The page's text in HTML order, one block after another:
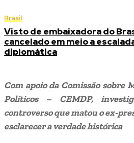
Brasil
Visto de embaixadora do
cancelado em meio a
diplomática
Com apoio da Comissão sobre
Políticos – CEMDP,
controverso que matou o ex-
esclarecer a verdade histórica